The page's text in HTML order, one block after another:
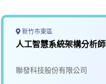
新竹市東區
人工智慧系統架構分析師
聯發科技股份有限公司